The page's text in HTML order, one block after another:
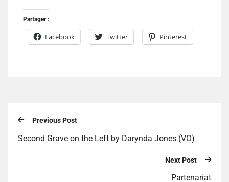
Partager :
Facebook Twitter Pinterest
Previous Post
Second Grave on the Left by Darynda Jones (VO)
Next Post
Partenariat